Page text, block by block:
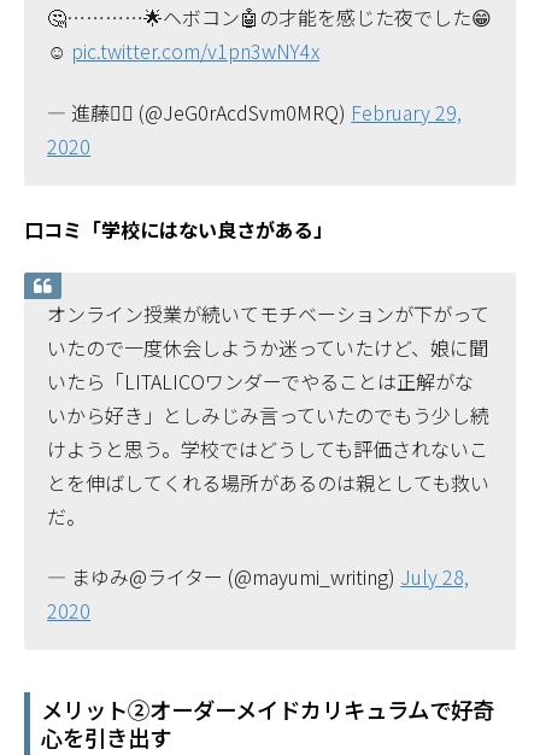
🤔…………🌟ヘボコン🤖の才能を感じた夜でした😁
☺️ pic.twitter.com/v1pn3wNY4x
— 進藤🏳️‍🌈 (@JeG0rAcdSvm0MRQ) February 29,
2020
口コミ「学校にはない良さがある」
オンライン授業が続いてモチベーションが下がって
いたので一度休会しようか迷っていたけど、娘に聞
いたら「LITALICOワンダーでやることは正解がな
いから好き」としみじみ言っていたのでもう少し続
けようと思う。学校ではどうしても評価されないこ
とを伸ばしてくれる場所があるのは親としても救い
だ。
— まゆみ@ライター (@mayumi_writing) July 28,
2020
メリット②オーダーメイドカリキュラムで好奇
心を引き出す